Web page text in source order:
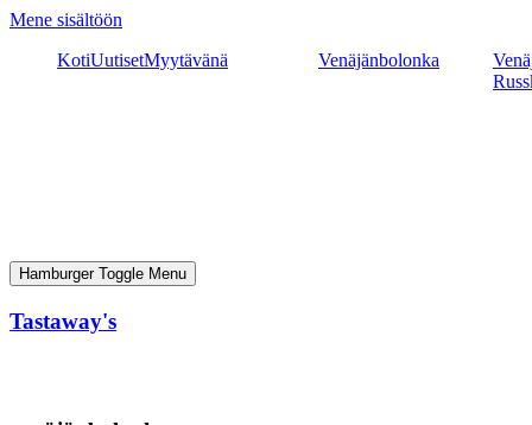
Mene sisältöön
KotiUutisetMyytävänä Venäjänbolonka
Hamburger Toggle Menu
Tastaway's